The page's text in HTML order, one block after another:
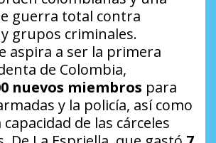
guerra total contra
grupos criminales.
aspira a ser la primera
de Colombia,
nuevos miembros para
y la policía, así como
de las cárceles